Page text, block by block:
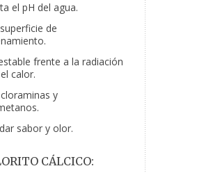
el pH del agua.
de
frente a la radiación
calor.
y
sabor y olor.
CÁLCICO: